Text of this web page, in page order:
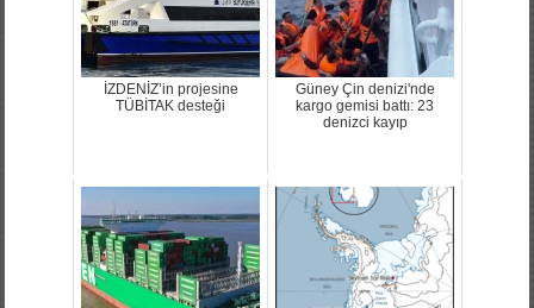
İZDENİZ’in projesine
TÜBİTAK desteği
Güney Çin denizi'nde
kargo gemisi battı: 23
denizci kayıp